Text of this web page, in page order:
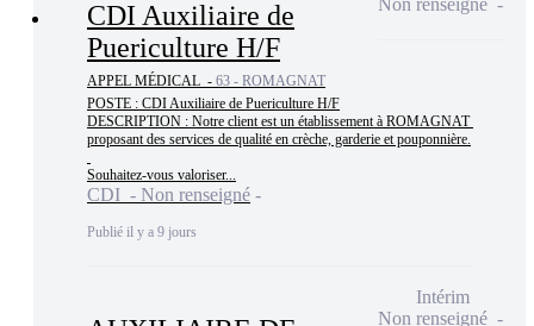
CDI Auxiliaire de
Puericulture H/F
APPEL MÉDICAL - 63 - ROMAGNAT
POSTE : CDI Auxiliaire de Puericulture H/F
DESCRIPTION : Notre client est un établissement à ROMAGNAT
proposant des services de qualité en crèche, garderie et pouponnière.
Souhaitez-vous valoriser...
CDI - Non renseigné
Publié il y a 9 jours
Intérim
Non renseigné